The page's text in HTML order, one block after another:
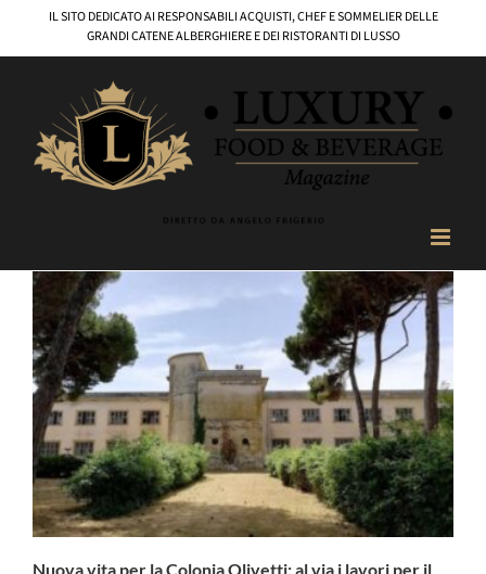
contenuto
IL SITO DEDICATO AI RESPONSABILI ACQUISTI, CHEF E SOMMELIER DELLE
GRANDI CATENE ALBERGHIERE E DEI RISTORANTI DI LUSSO
Nuova vita per la Colonia Olivetti: al via i lavori per il